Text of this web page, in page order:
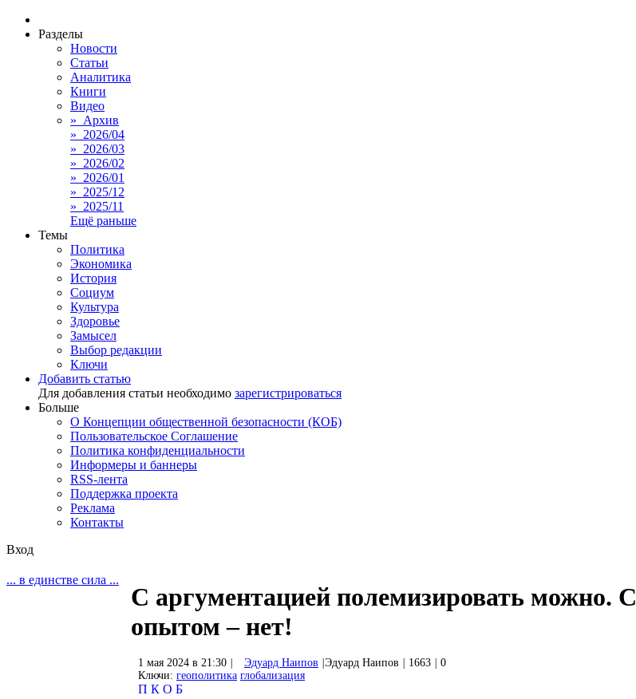
Разделы
Новости
Статьи
Аналитика
Книги
Видео
» Архив
» 2026/04
» 2026/03
» 2026/02
» 2026/01
» 2025/12
» 2025/11
Ещё раньше
Темы
Политика
Экономика
История
Социум
Культура
Здоровье
Замысел
Выбор редакции
Ключи
Добавить статью
Для добавления статьи необходимо зарегистрироваться
Больше
О Концепции общественной безопасности (КОБ)
Пользовательское Соглашение
Политика конфиденциальности
Информеры и баннеры
RSS-лента
Поддержка проекта
Реклама
Контакты
Вход
... в единстве сила ...
С аргументацией полемизировать можно. С
опытом – нет!
1 мая 2024 в 21:30 Эдуард Наипов Эдуард Наипов 1663
0
Ключи: геополитика глобализация
П К О Б